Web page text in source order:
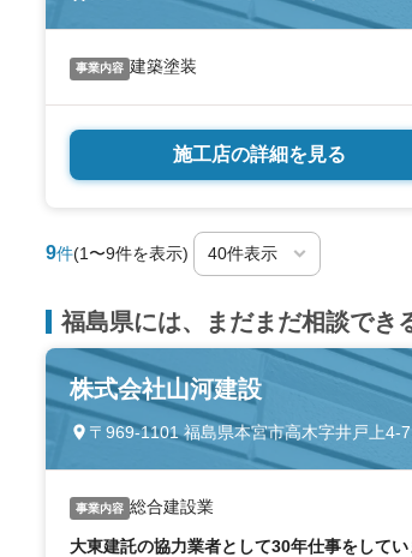
事業内容 建築塗装
施工店の詳細を見る
9件(1〜9件を表示)
福島県には、まだまだ相談でき
株式会社山河建設
〒969-1101 福島県本宮市高木字井戸上4-7
事業内容 総合建設業
大東建託の協力業者として30年仕事をしてい